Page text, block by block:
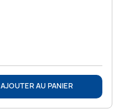
AJOUTER AU PANIER